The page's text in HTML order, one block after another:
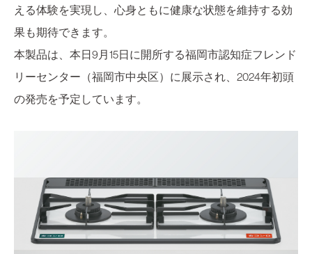
える体験を実現し、心身ともに健康な状態を維持する効
果も期待できます。
本製品は、本日9月15日に開所する福岡市認知症フレンド
リーセンター（福岡市中央区）に展示され、2024年初頭
の発売を予定しています。